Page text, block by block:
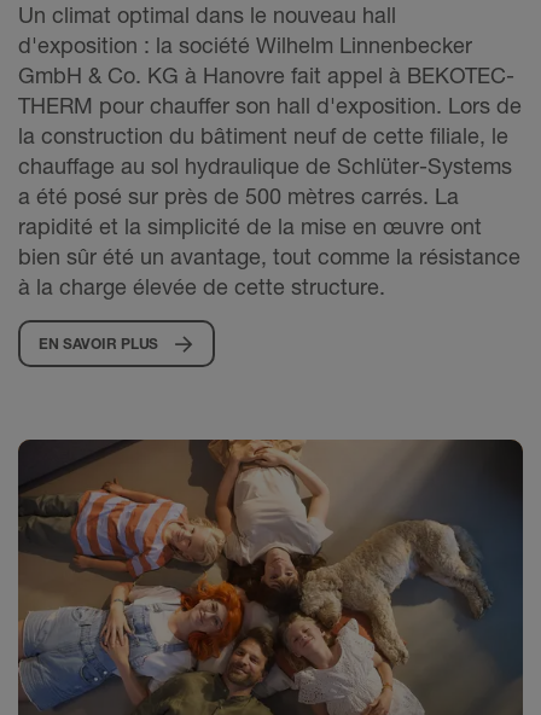
Un climat optimal dans le nouveau hall
d'exposition : la société Wilhelm Linnenbecker
GmbH & Co. KG à Hanovre fait appel à BEKOTEC-
THERM pour chauffer son hall d'exposition. Lors de
la construction du bâtiment neuf de cette filiale, le
chauffage au sol hydraulique de Schlüter-Systems
a été posé sur près de 500 mètres carrés. La
rapidité et la simplicité de la mise en œuvre ont
bien sûr été un avantage, tout comme la résistance
à la charge élevée de cette structure.
EN SAVOIR PLUS